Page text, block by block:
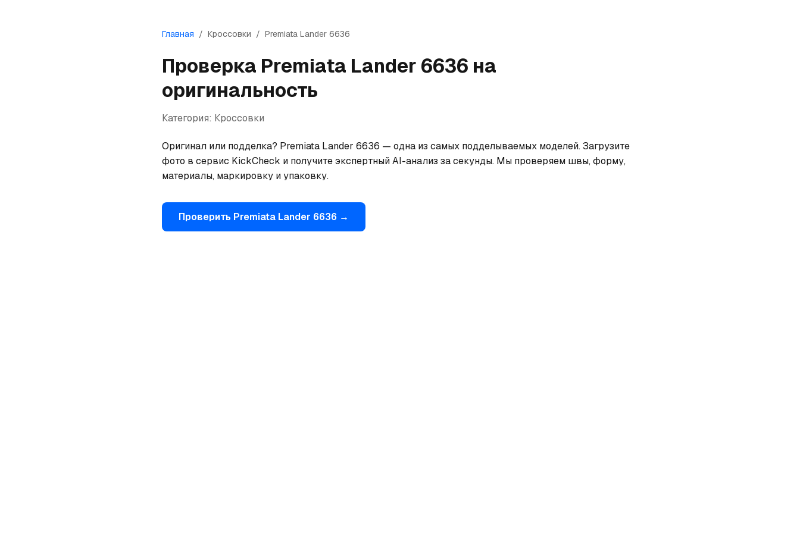
Главная / Кроссовки / Premiata Lander 6636
Проверка Premiata Lander 6636 на
оригинальность
Категория: Кроссовки
Оригинал или подделка? Premiata Lander 6636 — одна из самых подделываемых моделей. Загрузите
фото в сервис KickCheck и получите экспертный AI-анализ за секунды. Мы проверяем швы, форму,
материалы, маркировку и упаковку.
Проверить Premiata Lander 6636 →